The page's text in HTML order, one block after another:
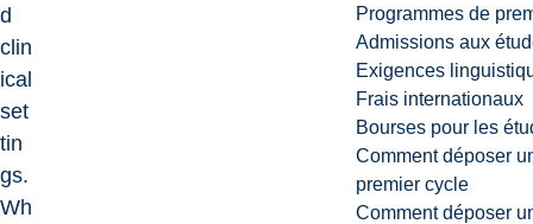
Programmes de
Admissions aux
Exigences
Frais internationaux
Bourses pour les
Comment déposer
premier cycle
Comment déposer
d
clin
ical
set
tin
gs.
Wh